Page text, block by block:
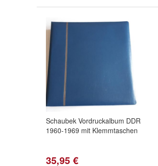
Schaubek Vordruckalbum DDR
1960-1969 mit Klemmtaschen
35,95 €